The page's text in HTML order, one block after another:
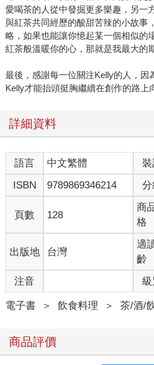
愛喝茶的人從中發掘更多樂趣，另一
與紅茶共同經歷的酸甜苦辣的小故事
略，如果也能讓你憶起某一個相似的
紅茶般溫暖你的心，那就是我最大的
最後，感謝每一位關注Kelly的人，因
Kelly才能抬頭挺胸繼續在創作的路上
詳細資料
語言 中文繁體
ISBN
9789869346214 分
頁數 128
商
格
出版地 台灣
適
齡
注音 級
電子書 ＞ 飲食料理 ＞ 茶/酒/
商品評價